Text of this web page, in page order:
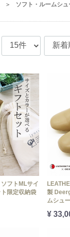
ソフト・ルームシュ
フトMLサイ
限定収納袋
製
ムシュ
¥